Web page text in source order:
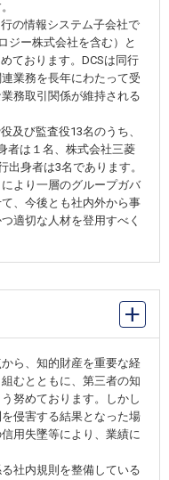
の情報システム子会社で
ジー株式会社を含む）と
ております。DCSは同行
業務を長年にわたって受
務取引関係が維持される
及び監査役13名のうち、
者は１名、株式会社三菱
出身者は3名であります。
より一層のグループガバ
、今後とも社内外から事
適切な人材を登用すべく
ら、知的財産を重要な経
むとともに、第三者の知
努めております。しかし
侵害する結果となった場
用失墜等により、業績に
社内規則を整備している